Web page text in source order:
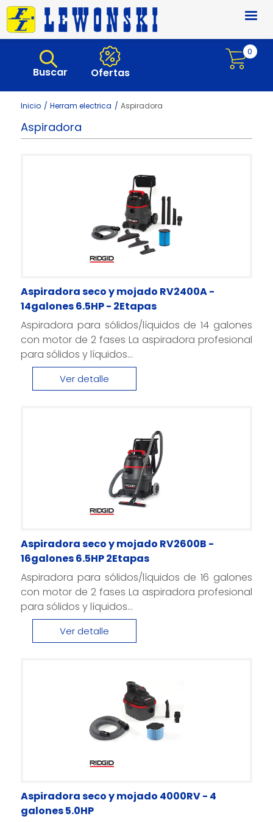
Pasar al contenido principal
Buscar Ofertas
0
Inicio Herram electrica Aspiradora
Aspiradora
Aspiradora seco y mojado RV2400A -
14galones 6.5HP - 2Etapas
Aspiradora para sólidos/líquidos de 14 galones
con motor de 2 fases La aspiradora profesional
para sólidos y líquidos...
Ver detalle
Aspiradora seco y mojado RV2600B -
16galones 6.5HP 2Etapas
Aspiradora para sólidos/líquidos de 16 galones
con motor de 2 fases La aspiradora profesional
para sólidos y líquidos...
Ver detalle
Aspiradora seco y mojado 4000RV - 4
galones 5.0HP